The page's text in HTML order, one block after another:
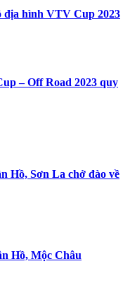
địa hình VTV Cup 2023
– Off Road 2023 quy
Hồ, Sơn La chở đào về
Hồ, Mộc Châu